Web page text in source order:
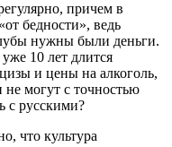
причем в
бедности», ведь
нужны были деньги.
10 лет длится
и цены на алкоголь,
могут с точностью
с русскими?
что культура